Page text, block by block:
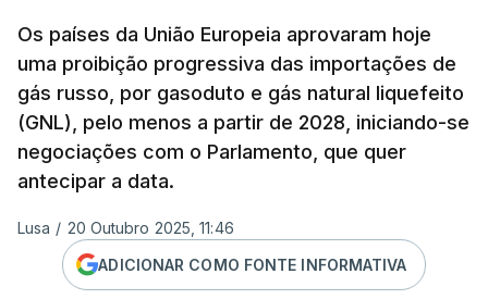
Os países da União Europeia aprovaram hoje
uma proibição progressiva das importações de
gás russo, por gasoduto e gás natural liquefeito
(GNL), pelo menos a partir de 2028, iniciando-se
negociações com o Parlamento, que quer
antecipar a data.
Lusa / 20 Outubro 2025, 11:46
ADICIONAR COMO FONTE INFORMATIVA